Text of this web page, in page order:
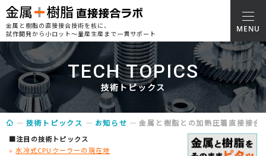
金属と樹脂の直接接合技術を核に、
試作開発から小ロット～量産生産まで一貫サポート
TECH TOPICS
技術トピックス
技術トピックス お知らせ 金属と樹脂との加熱圧着直接接
■注目の技術トピックス
»水冷式CPUクーラーの現在地